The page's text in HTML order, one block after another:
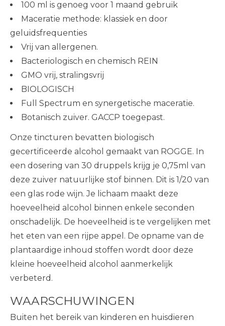
100 ml is genoeg voor 1 maand gebruik
Maceratie methode: klassiek en door
geluidsfrequenties
Vrij van allergenen.
Bacteriologisch en chemisch REIN
GMO vrij, stralingsvrij
BIOLOGISCH
Full Spectrum en synergetische maceratie.
Botanisch zuiver. GACCP toegepast.
Onze tincturen bevatten biologisch
gecertificeerde alcohol gemaakt van ROGGE. In
een dosering van 30 druppels krijg je 0,75ml van
deze zuiver natuurlijke stof binnen. Dit is 1/20 van
een glas rode wijn. Je lichaam maakt deze
hoeveelheid alcohol binnen enkele seconden
onschadelijk. De hoeveelheid is te vergelijken met
het eten van een rijpe appel. De opname van de
plantaardige inhoud stoffen wordt door deze
kleine hoeveelheid alcohol aanmerkelijk
verbeterd.
WAARSCHUWINGEN
Buiten het bereik van kinderen en huisdieren